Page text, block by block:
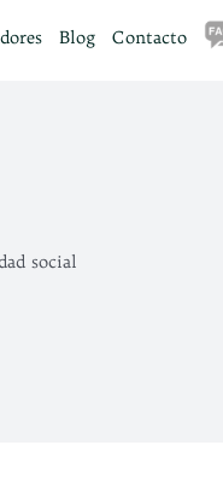
Blog Contacto
social